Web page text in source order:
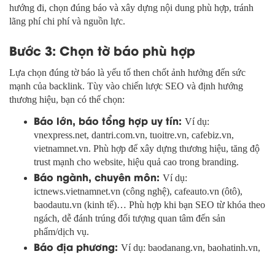
hướng đi, chọn đúng báo và xây dựng nội dung phù hợp, tránh
lãng phí chi phí và nguồn lực.
Bước 3: Chọn tờ báo phù hợp
Lựa chọn đúng tờ báo là yếu tố then chốt ảnh hưởng đến sức
mạnh của backlink. Tùy vào chiến lược SEO và định hướng
thương hiệu, bạn có thể chọn:
Báo lớn, báo tổng hợp uy tín: Ví dụ:
vnexpress.net, dantri.com.vn, tuoitre.vn, cafebiz.vn,
vietnamnet.vn. Phù hợp để xây dựng thương hiệu, tăng độ
trust mạnh cho website, hiệu quả cao trong branding.
Báo ngành, chuyên môn: Ví dụ:
ictnews.vietnamnet.vn (công nghệ), cafeauto.vn (ôtô),
baodautu.vn (kinh tế)… Phù hợp khi bạn SEO từ khóa theo
ngách, dễ đánh trúng đối tượng quan tâm đến sản
phẩm/dịch vụ.
Báo địa phương: Ví dụ: baodanang.vn, baohatinh.vn,